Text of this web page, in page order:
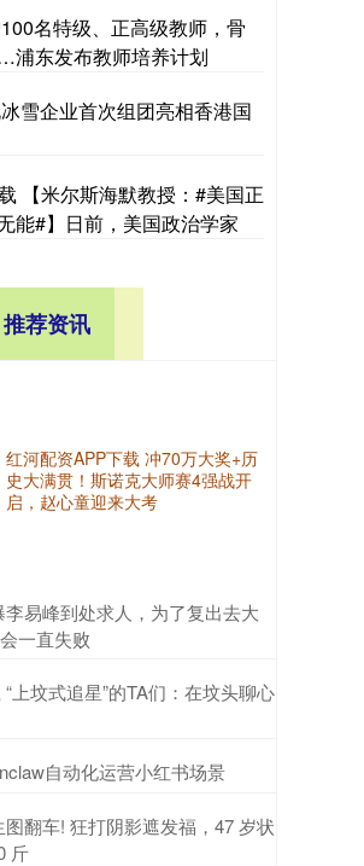
名特级、正高级教师，骨
浦东发布教师培养计划
雪企业首次组团亮相香港国
【米尔斯海默教授：#美国正
能#】日前，美国政治学家
推荐资讯
红河配资APP下载 冲70万大奖+历
史大满贯！斯诺克大师赛4强战开
启，赵心童迎来大考
易峰到处求人，为了复出去大
一直失败
上坟式追星”的TA们：在坟头聊心
自动化运营小红书场景
翻车! 狂打阴影遮发福，47 岁状
斤